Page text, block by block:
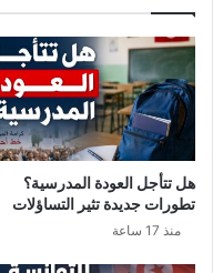
ت
ش
ر
ي
ة
ف
ك
ؤ
س
ئ
م
ت
هل تتأجل العودة المدرسية؟
تطورات جديدة تثير التساؤلات
منذ 17 ساعة